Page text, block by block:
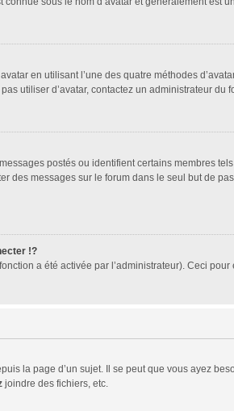
en utilisant l’une des quatre méthodes
utiliser d’avatar, contactez un administrateur du
postés ou identifient certains membres
des messages sur le forum dans le seul but de
!?
a été activée par l’administrateur). Ceci
la page d’un sujet. Il se peut que vous ayez
joindre des fichiers, etc.